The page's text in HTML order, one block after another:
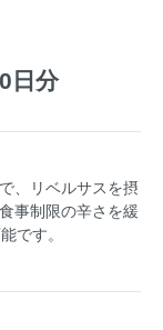
日分
、リベルサスを摂
事制限の辛さを緩
です。